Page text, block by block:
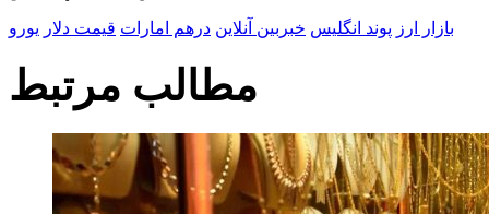
بازار ارز پوند انگلیس خبربین آنلاین درهم امارات قیمت دلار یورو
مطالب مرتبط